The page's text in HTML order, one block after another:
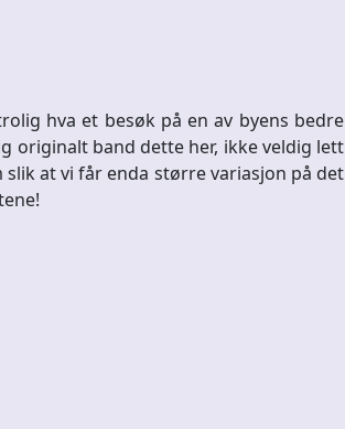
hva et besøk på en av byens bedre
originalt band dette her, ikke veldig lett
at vi får enda større variasjon på det